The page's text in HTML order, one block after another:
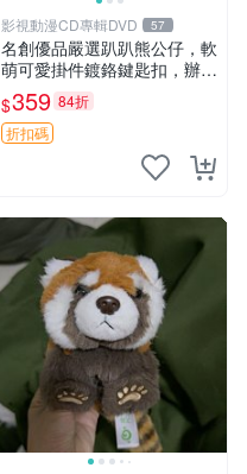
影視動漫CD專輯DVD 57
名創優品嚴選趴趴熊公仔，軟
萌可愛掛件鍍鉻鍵匙扣，辦公
放松好選擇 趴趴熊 鍍鉻鍵匙
扣 萬用掛件
$359 84折
折扣碼